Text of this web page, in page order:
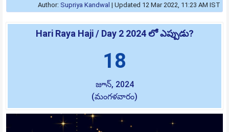
Author: Supriya Kandwal | Updated 12 Mar 2022, 11:23 AM IST
Hari Raya Haji / Day 2 2024 లో ఎప్పుడు?
18
జూన్, 2024
(మంగళవారం)